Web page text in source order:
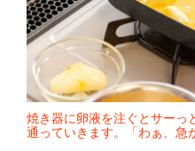
焼き器に卵液を注ぐとサーっ
通っていきます。「わぁ、急